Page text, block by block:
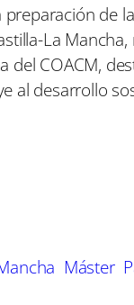
de
La
del COACM,
al desarrollo
t
iMáster